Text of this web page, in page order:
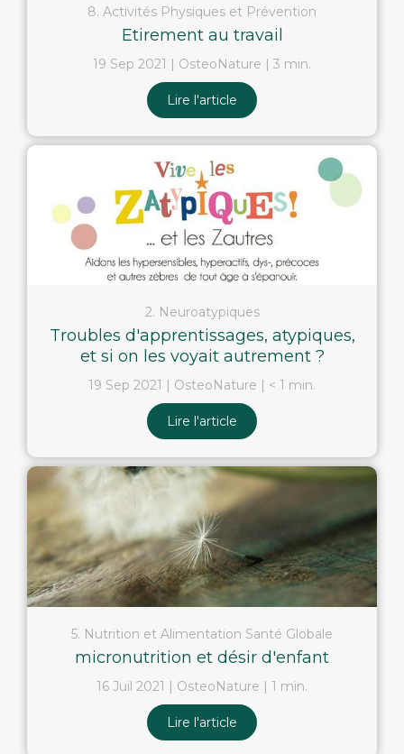
8. Activités Physiques et Prévention
Etirement au travail
19 Sep 2021 OsteoNature 3 min.
Lire l'article
2. Neuroatypiques
Troubles d'apprentissages, atypiques,
et si on les voyait autrement ?
19 Sep 2021 OsteoNature < 1 min.
Lire l'article
5. Nutrition et Alimentation Santé Globale
micronutrition et désir d'enfant
16 Juil 2021 OsteoNature 1 min.
Lire l'article